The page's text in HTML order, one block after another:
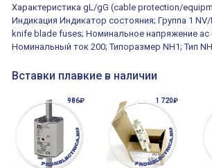
ВКН8108
Концевой
выключатель /
выключатель
путевой,
алюминиевый
800202300000С | 80 02 0 230 0000 С
реле времени
0.1cек.-10 дней, 10
Характеристика gL/gG (cable protection/
Индикация Индикатор состояния; Группа 1
knife blade fuses; Номинальное напряжение ac
Номинальный ток 200; Типоразмер NH1; Тип
Вставки плавкие в наличии
986₽ 1 720₽